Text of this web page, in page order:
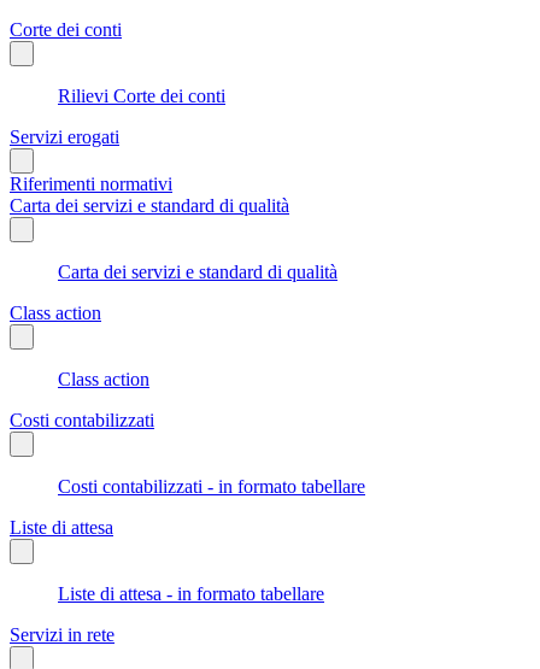
Corte dei conti
Rilievi Corte dei conti
Servizi erogati
Riferimenti normativi
Carta dei servizi e standard di qualità
Carta dei servizi e standard di qualità
Class action
Class action
Costi contabilizzati
Costi contabilizzati - in formato tabellare
Liste di attesa
Liste di attesa - in formato tabellare
Servizi in rete